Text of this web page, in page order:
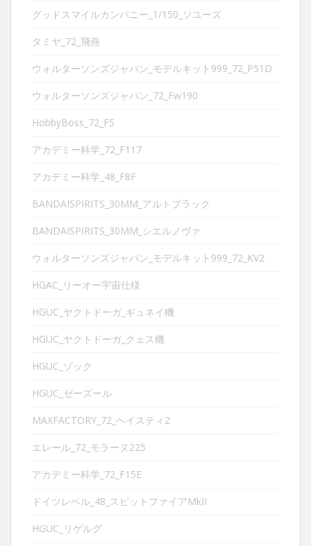
グッドスマイルカンパニー_1/150_ソユーズ
タミヤ_72_飛燕
ウォルターソンズジャパン_モデルキット999_72_P51D
ウォルターソンズジャパン_72_Fw190
HobbyBoss_72_F5
アカデミー科学_72_F117
アカデミー科学_48_F8F
BANDAISPIRITS_30MM_アルトブラック
BANDAISPIRITS_30MM_シエルノヴァ
ウォルターソンズジャパン_モデルキット999_72_KV2
HGAC_リーオー宇宙仕様
HGUC_ヤクトドーガ_ギュネイ機
HGUC_ヤクトドーガ_クェス機
HGUC_ゾック
HGUC_ゼーズール
MAXFACTORY_72_ヘイスティ2
エレール_72_モラーヌ225
アカデミー科学_72_F15E
ドイツレベル_48_スピットファイアMkII
HGUC_リゲルグ